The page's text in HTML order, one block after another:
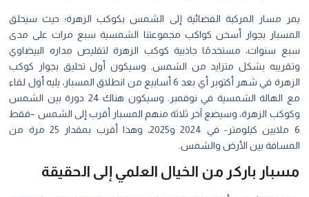
مسار المركبة الفضائية إلى الشمس بكوكب الزهرة؛ حيث سيحلق
بجوار أسخن كواكب مجموعتنا الشمسية سبع مرات على مدى
سنوات، مستخدمًا جاذبية كوكب الزهرة لتقليص مداره البيضاوي
بشكل متزايد من الشمس. وسيكون أول تحليق بجوار كوكب
الزهرة في شهر أكتوبر أي بعد 6 أسابيع من انطلاق المسبار، يليه أول لقاء
مع الهالة الشمسية في نوفمبر. وسيكون هناك 24 دورة بين الشمس
الزهرة، وسيضع آخر ثلاثة منهم المسبار أقرب إلى الشمس –فقط
6 ملايين كيلومتر- في 2024 و2025، وهذا أقرب بمقدار 25 مرة من
بين الأرض والشمس.
باركر من الخيال العلمي إلى الحقيقة